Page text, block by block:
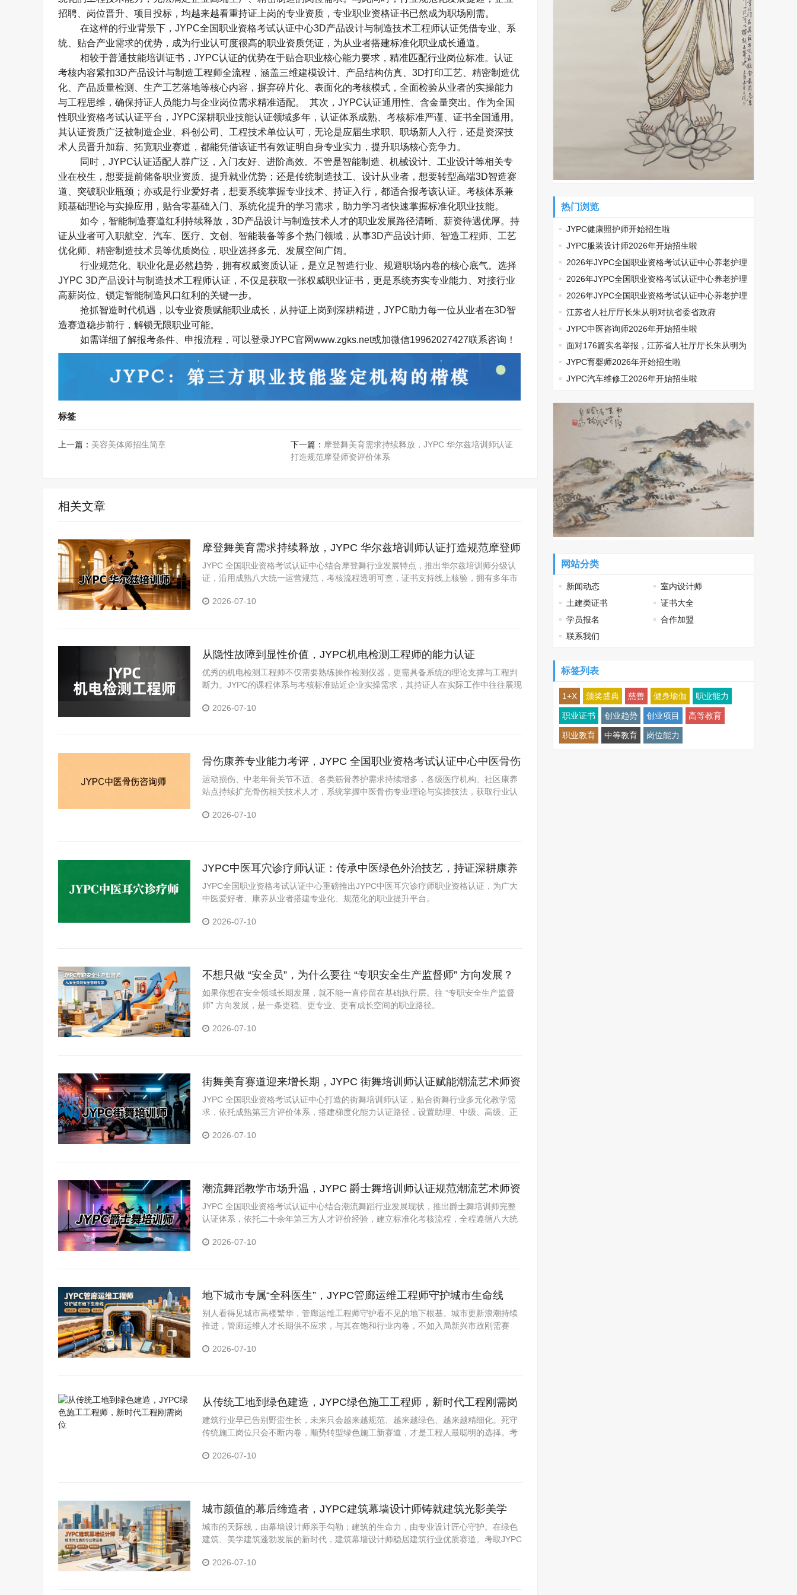
招聘、岗位晋升、项目投标，均越来越看重持证上岗的专业资质，专业职业资格证书已然成为职场刚需。​
在这样的行业背景下，JYPC全国职业资格考试认证中心3D产品设计与制造技术工程师认证凭借专业、系
统、贴合产业需求的优势，成为行业认可度很高的职业资质凭证，为从业者搭建标准化职业成长通道。​
相较于普通技能培训证书，JYPC认证的优势在于贴合职业核心能力要求，精准匹配行业岗位标准。认证
考核内容紧扣3D产品设计与制造工程师全流程，涵盖三维建模设计、产品结构仿真、 3D打印工艺、精密制造优
化、产品质量检测、生产工艺落地等核心内容，摒弃碎片化、表面化的考核模式，全面检验从业者的实操能力
与工程思维，确保持证人员能力与企业岗位需求精准适配。​
其次， JYPC认证通用性、含金量突出。作为全国
性职业资格考试认证平台， JYPC深耕职业技能认证领域多年，认证体系成熟、考核标准严谨、证书全国通用。
其认证资质广泛被制造企业、科创公司、工程技术单位认可，无论是应届生求职、职场新人入行，还是资深技
术人员晋升加薪、拓宽职业赛道，都能凭借该证书有效证明自身专业实力，提升职场核心竞争力。​
同时，JYPC认证适配人群广泛，入门友好、进阶高效。不管是智能制造、机械设计、工业设计等相关专
业在校生，想要提前储备职业资质、提升就业优势；还是传统制造技工、设计从业者，想要转型高端3D智造赛
道、突破职业瓶颈；亦或是行业爱好者，想要系统掌握专业技术、持证入行，都适合报考该认证。考核体系兼
顾基础理论与实操应用，贴合零基础入门、系统化提升的学习需求，助力学习者快速掌握标准化职业技能。​
如今，智能制造赛道红利持续释放，3D产品设计与制造技术人才的职业发展路径清晰、薪资待遇优厚。持
证从业者可入职航空、汽车、医疗、文创、智能装备等多个热门领域，从事3D产品设计师、智造工程师、工艺
优化师、精密制造技术员等优质岗位，职业选择多元、发展空间广阔。​
行业规范化、职业化是必然趋势，拥有权威资质认证，是立足智造行业、规避职场内卷的核心底气。选择
JYPC 3D产品设计与制造技术工程师认证，不仅是获取一张权威职业证书，更是系统夯实专业能力、对接行业
高薪岗位、锁定智能制造风口红利的关键一步。​
抢抓智造时代机遇，以专业资质赋能职业成长，从持证上岗到深耕精进，JYPC助力每一位从业者在3D智
造赛道稳步前行，解锁无限职业可能。
如需详细了解报考条件、申报流程，可以登录JYPC官网www.zgks.net或加微信19962027427联系咨询！
标签
上一篇： 美容美体师招生简章 下一篇： 摩登舞美育需求持续释放，JYPC 华尔兹培训师认证
打造规范摩登师资评价体系
相关文章
摩登舞美育需求持续释放，JYPC 华尔兹培训师认证打造规范摩登师
资评价体系
JYPC 全国职业资格考试认证中心结合摩登舞行业发展特点，推出华尔兹培训师分级认
证，沿用成熟八大统一运营规范，考核流程透明可查，证书支持线上核验，拥有多年市
2026-07-10
从隐性故障到显性价值，JYPC机电检测工程师的能力认证
优秀的机电检测工程师不仅需要熟练操作检测仪器，更需具备系统的理论支撑与工程判
断力。JYPC的课程体系与考核标准贴近企业实操需求，其持证人在实际工作中往往展现
2026-07-10
骨伤康养专业能力考评，JYPC 全国职业资格考试认证中心中医骨伤
咨询师标准化培训认证
运动损伤、中老年骨关节不适、各类筋骨养护需求持续增多，各级医疗机构、社区康养
站点持续扩充骨伤相关技术人才，系统掌握中医骨伤专业理论与实操技法，获取行业认
的稳妥路径。
2026-07-10
JYPC中医耳穴诊疗师认证：传承中医绿色外治技艺，持证深耕康养
赛道
JYPC全国职业资格考试认证中心重磅推出JYPC中医耳穴诊疗师职业资格认证，为广大
中医爱好者、康养从业者搭建专业化、规范化的职业提升平台。
2026-07-10
不想只做 “安全员”，为什么要往 “专职安全生产监督师” 方向发展？
如果你想在安全领域长期发展，就不能一直停留在基础执行层。往 “专职安全生产监督
师” 方向发展，是一条更稳、更专业、更有成长空间的职业路径。
2026-07-10
街舞美育赛道迎来增长期，JYPC 街舞培训师认证赋能潮流艺术师资
职业进阶
JYPC 全国职业资格考试认证中心打造的街舞培训师认证，贴合街舞行业多元化教学需
求，依托成熟第三方评价体系，搭建梯度化能力认证路径，设置助理、中级、高级、正
2026-07-10
潮流舞蹈教学市场升温，JYPC 爵士舞培训师认证规范潮流艺术师资
评价标准
JYPC 全国职业资格考试认证中心结合潮流舞蹈行业发展现状，推出爵士舞培训师完整
认证体系，依托二十余年第三方人才评价经验，建立标准化考核流程，全程遵循八大统
2026-07-10
地下城市专属“全科医生”，JYPC管廊运维工程师守护城市生命线
别人看得见城市高楼繁华，管廊运维工程师守护看不见的地下根基。城市更新浪潮持续
推进，管廊运维人才长期供不应求，与其在饱和行业内卷，不如入局新兴市政刚需赛
越吃香的长期职业。
2026-07-10
从传统工地到绿色建造，JYPC绿色施工工程师，新时代工程刚需岗
位
建筑行业早已告别野蛮生长，未来只会越来越规范、越来越绿色、越来越精细化。死守
传统施工岗位只会不断内卷，顺势转型绿色施工新赛道，才是工程人最聪明的选择。考
程行业，实现职业稳步升级、长效发展。
2026-07-10
城市颜值的幕后缔造者，JYPC建筑幕墙设计师铸就建筑光影美学
城市的天际线，由幕墙设计师亲手勾勒；建筑的生命力，由专业设计匠心守护。在绿色
建筑、美学建筑蓬勃发展的新时代，建筑幕墙设计师稳居建筑行业优质赛道。考取JYPC
收获体面稳定、高薪长效的职业未来。
2026-07-10
热门浏览
JYPC健康照护师开始招生啦
JYPC服装设计师2026年开始招生啦
2026年JYPC全国职业资格考试认证中心养老护理
师开始报名啦
2026年JYPC全国职业资格考试认证中心养老护理
师开始报名啦
2026年JYPC全国职业资格考试认证中心养老护理
师开始报名啦
江苏省人社厅厅长朱从明对抗省委省政府
JYPC中医咨询师2026年开始招生啦
面对176篇实名举报，江苏省人社厅厅长朱从明为
何选择沉默
JYPC育婴师2026年开始招生啦
JYPC汽车维修工2026年开始招生啦
网站分类
新闻动态
室内设计师
土建类证书
证书大全
学员报名
合作加盟
联系我们
标签列表
1+X 颁奖盛典 慈善 健身瑜伽 职业能力
职业证书 创业趋势 创业项目 高等教育
职业教育 中等教育 岗位能力